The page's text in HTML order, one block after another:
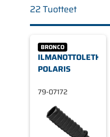
22 Tuotteet
BRONCO
ILMANOTTOLETKU,
POLARIS
79-07172